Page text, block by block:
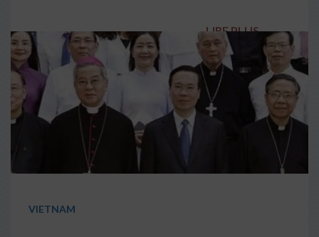
LIRE PLUS →
VIETNAM